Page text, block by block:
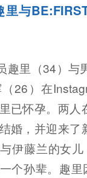
里与
趣里（34）与
26）在
已怀孕。两人
婚，并迎来了
伊藤兰的女
个孙辈。趣